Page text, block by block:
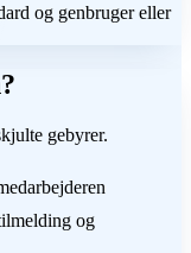
og genbruger eller
gebyrer.
og